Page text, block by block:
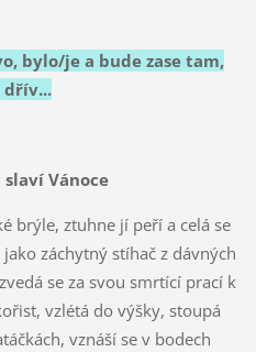
bylo/je a bude zase tam,
dřív...
Vánoce
brýle, ztuhne jí peří a celá se
záchytný stíhač z dávných
se za svou smrtící prací k
vzlétá do výšky, stoupá
vznáší se v bodech